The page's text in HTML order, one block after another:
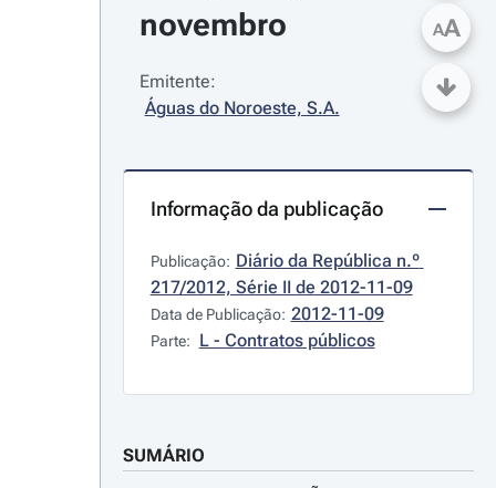
novembro
Emitente:
Águas do Noroeste, S.A.
Informação da publicação
Publicação: Diário da República n.º
217/2012, Série II de 2012-11-09
Data de Publicação: 2012-11-09
Parte: L - Contratos públicos
SUMÁRIO
AA